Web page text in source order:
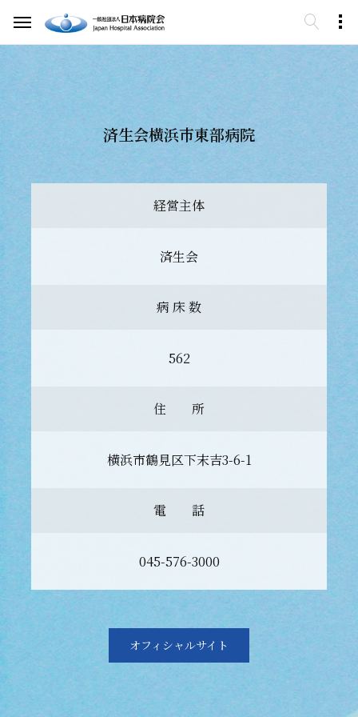
済生会横浜市東部病院
経営主体
済生会
病 床 数
562
住 所
横浜市鶴見区下末吉3-6-1
電 話
045-576-3000
オフィシャルサイト